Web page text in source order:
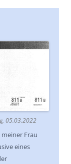
05.03.2022
Frau
eines